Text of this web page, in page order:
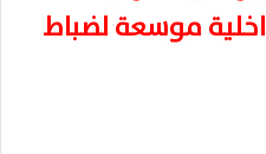
موسعة لضباط